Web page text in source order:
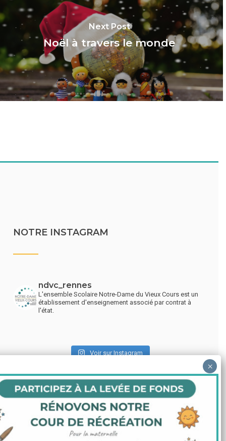
Next Post
Noël à travers le monde
NOTRE INSTAGRAM
ndvc_rennes
L'ensemble Scolaire Notre-Dame du Vieux Cours est un
établissement d'enseignement associé par contrat à
l'état.
Voir sur Instagram
LIENS UTILES